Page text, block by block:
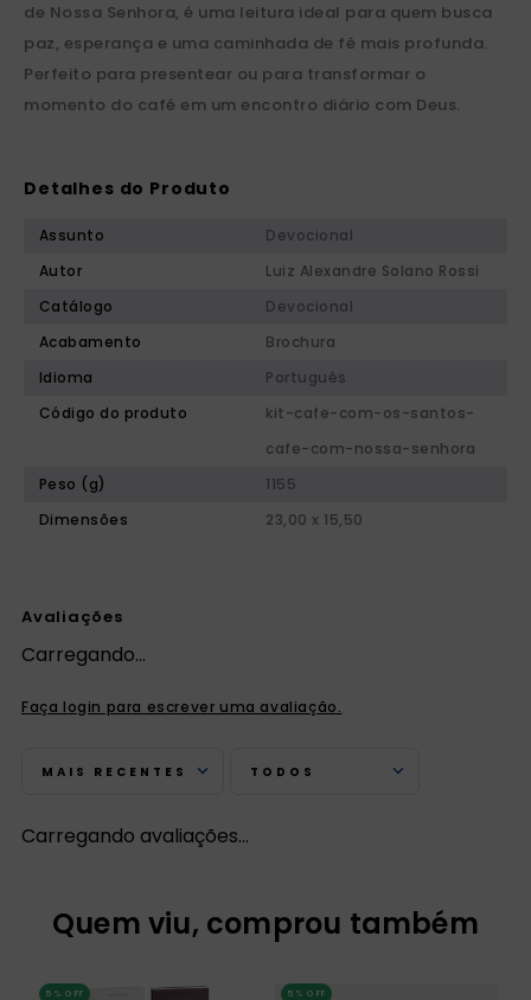
de Nossa Senhora, é uma leitura ideal para quem busca
paz, esperança e uma caminhada de fé mais profunda.
Perfeito para presentear ou para transformar o
momento do café em um encontro diário com Deus.
Detalhes do Produto
Assunto
Devocional
Autor
Luiz Alexandre Solano Rossi
Catálogo
Devocional
Acabamento
Brochura
Idioma
Português
Código do produto
kit-cafe-com-os-santos-
cafe-com-nossa-senhora
Peso (g)
1155
Dimensões
23,00 x 15,50
Avaliações
Carregando…
Faça login para escrever uma avaliação.
MAIS RECENTES TODOS
Carregando avaliações…
Quem viu, comprou também
5% OFF 5% OFF